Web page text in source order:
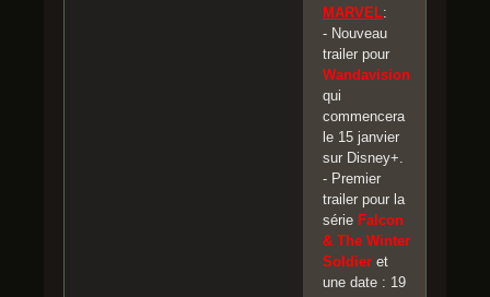
MARVEL:
- Nouveau
trailer pour
Wandavision
qui
commencera
le 15 janvier
sur Disney+.
- Premier
trailer pour la
série Falcon
& The Winter
Soldier et
une date : 19